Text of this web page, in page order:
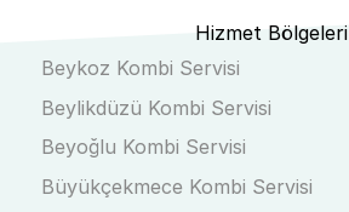
Hizmet Bölgeleri
Beykoz Kombi Servisi
Beylikdüzü Kombi Servisi
Beyoğlu Kombi Servisi
Büyükçekmece Kombi Servisi